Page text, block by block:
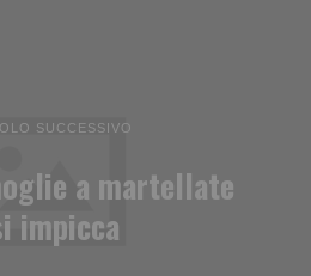
SUCCESSIVO
a martellate
impicca